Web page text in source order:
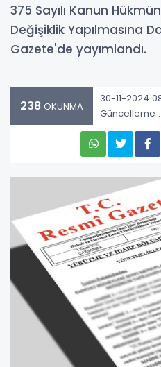
375 Sayılı Kanun
Değişiklik Yapılmasına
Gazete'de yayımlandı.
238 OKUNMA
30-11-2024
Güncelleme